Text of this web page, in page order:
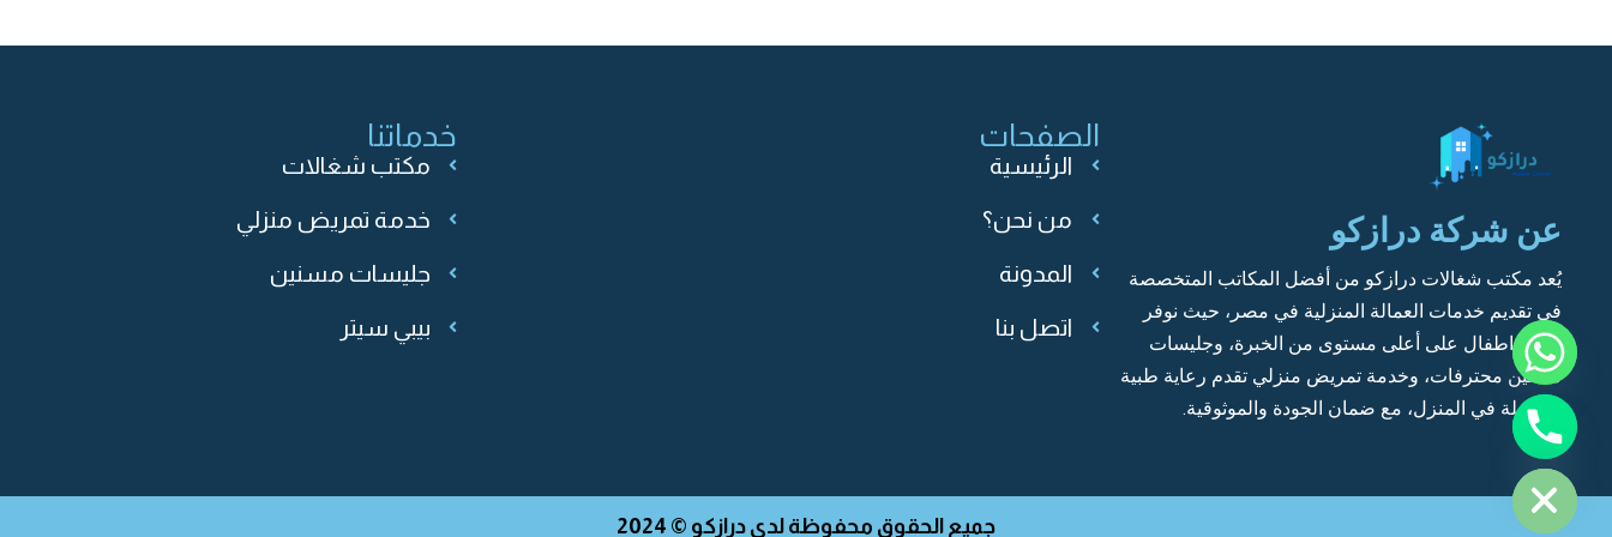
عن شركة درازكو
يُعد مكتب شغالات درازكو من أفضل المكاتب المتخصصة
في تقديم خدمات العمالة المنزلية في مصر، حيث نوفر
مربية اطفال على أعلى مستوى من الخبرة، وجليسات
مسنين محترفات، وخدمة تمريض منزلي تقدم رعاية طبية
متكاملة في المنزل، مع ضمان الجودة والموثوقية.
الصفحات
الرئيسية
من نحن؟
المدونة
اتصل بنا
خدماتنا
مكتب شغالات
خدمة تمريض منزلي
جليسات مسنين
بيبي سيتر
جميع الحقوق محفوظة لدى درازكو © 2024
H
d
e
c
h
a
y